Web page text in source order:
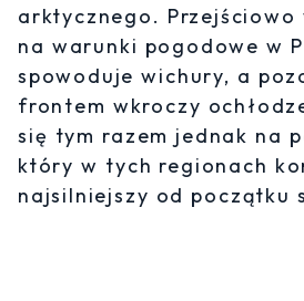
arktycznego. Przejściowo
na warunki pogodowe w
spowoduje wichury, a
frontem wkroczy
się tym razem jednak na
który w tych regionach
najsilniejszy od początku